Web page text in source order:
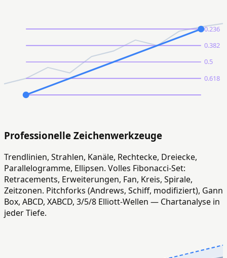
0.236
0.382
0.5
0.618
Professionelle Zeichenwerkzeuge
Trendlinien, Strahlen, Kanäle, Rechtecke, Dreiecke,
Parallelogramme, Ellipsen. Volles Fibonacci-Set:
Retracements, Erweiterungen, Fan, Kreis, Spirale,
Zeitzonen. Pitchforks (Andrews, Schiff, modifiziert), Gann
Box, ABCD, XABCD, 3/5/8 Elliott-Wellen — Chartanalyse in
jeder Tiefe.